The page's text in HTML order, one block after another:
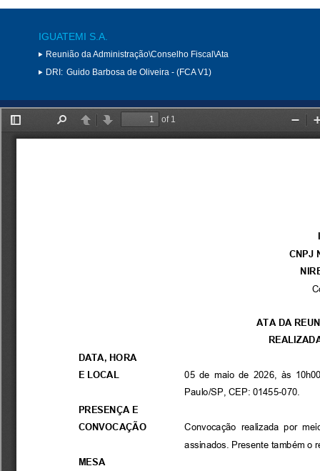
IGUATEMI S.A.
Reunião da Administração\Conselho Fiscal\Ata
DRI: Guido Barbosa de Oliveira - (FCA V1)